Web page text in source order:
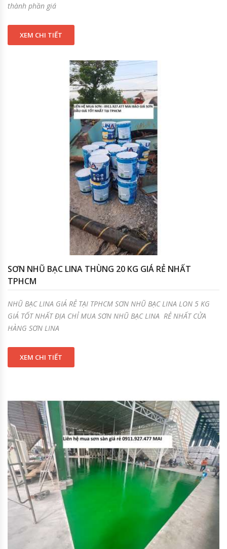
thành phần giá
XEM CHI TIẾT
SƠN NHŨ BẠC LINA THÙNG 20 KG GIÁ RẺ NHẤT
TPHCM
NHŨ BẠC LINA GIÁ RẺ TẠI TPHCM SƠN NHŨ BẠC LINA LON 5 KG
GIÁ TỐT NHẤT ĐỊA CHỈ MUA SƠN NHŨ BẠC LINA RẺ NHẤT CỬA
HÀNG SƠN LINA
XEM CHI TIẾT